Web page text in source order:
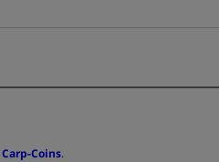
Carp-Coins.